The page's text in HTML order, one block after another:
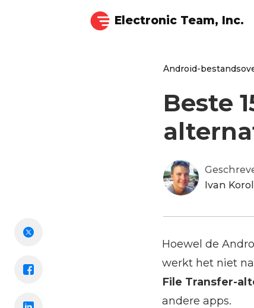
Electronic Team, Inc.
Android-
Beste
Ivan Korol
Hoewel de
werkt het niet
File Transfer-
andere apps.